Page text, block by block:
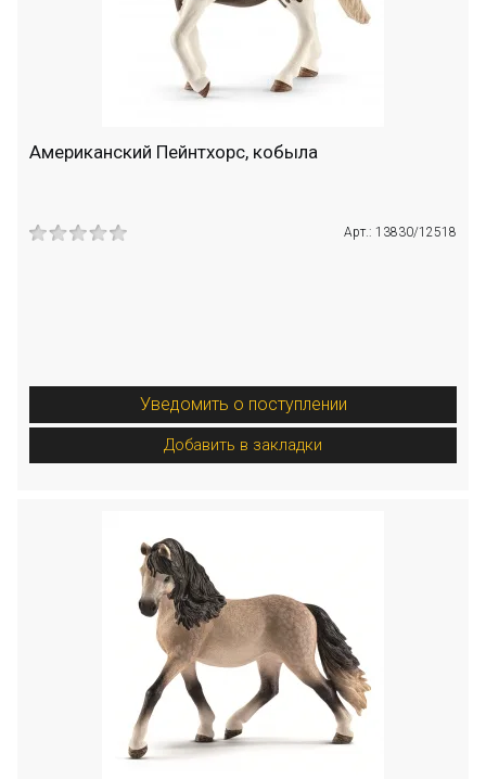
Американский Пейнтхорс, кобыла
Арт.: 13830/12518
Уведомить о поступлении
Добавить в закладки